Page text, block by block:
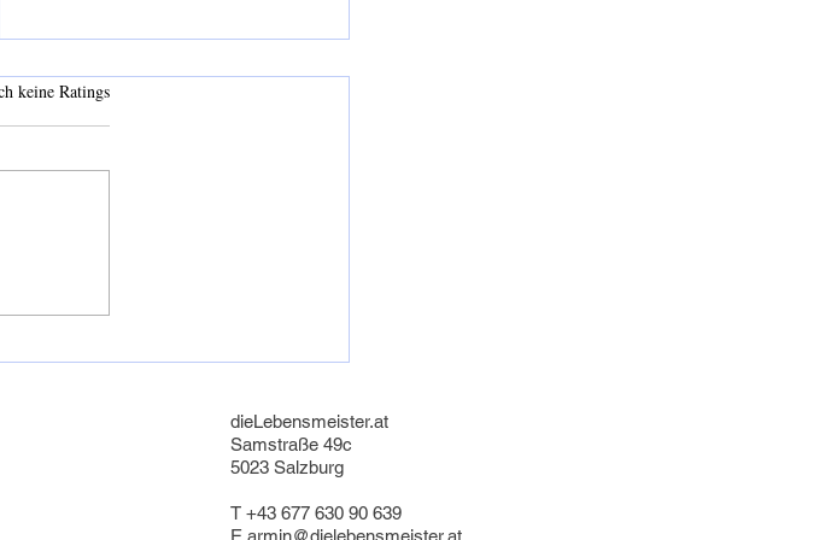
sondern in der Freude liegt das
bewertet.
keine Ratings
dieLebensmeister.at
Samstraße 49c
5023 Salzburg
T +43 677 630 90 639
E armin@dielebensmeister.at